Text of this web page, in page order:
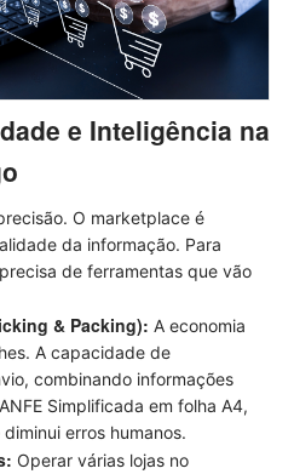
e Inteligência na
O marketplace é
da informação. Para
de ferramentas que vão
& Packing): A economia
A capacidade de
combinando informações
Simplificada em folha A4,
erros humanos.
Operar várias lojas no